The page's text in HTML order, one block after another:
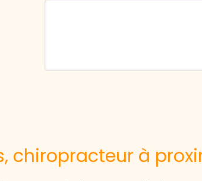
chiropracteur à